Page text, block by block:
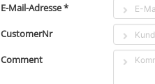
E-Mail-Adresse *
CustomerNr
Comment